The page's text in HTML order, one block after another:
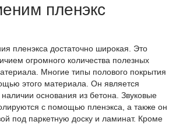
пленэкс
пленэкса достаточно широкая. Это
огромного количества полезных
Многие типы полового покрытия
этого материала. Он является
основания из бетона. Звуковые
с помощью пленэкса, а также он
под паркетную доску и ламинат. Кроме